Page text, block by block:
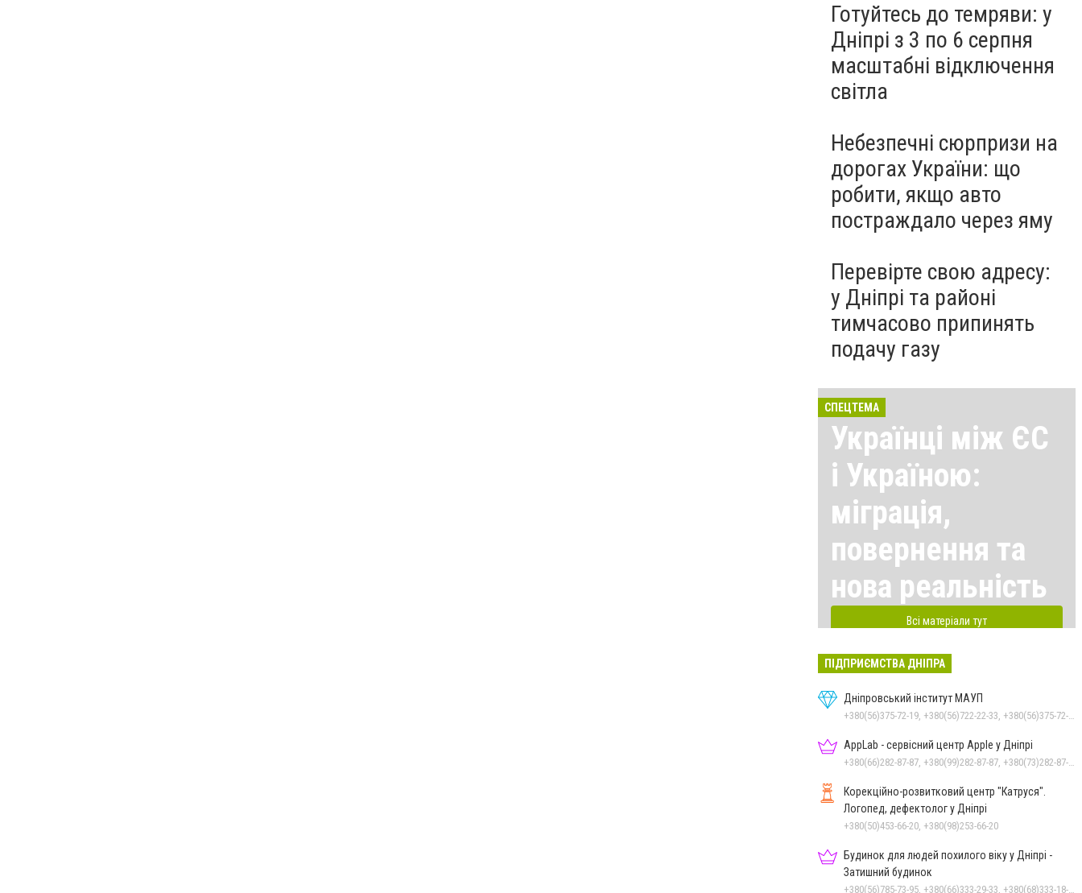
Готуйтесь до темряви: у
Дніпрі з 3 по 6 серпня
масштабні відключення
світла
Небезпечні сюрпризи на
дорогах України: що
робити, якщо авто
постраждало через яму
Перевірте свою адресу:
у Дніпрі та районі
тимчасово припинять
подачу газу
СПЕЦТЕМА
Українці між ЄС
і Україною:
міграція,
повернення та
нова реальність
Всі матеріали тут
ПІДПРИЄМСТВА ДНІПРА
Дніпровський інститут МАУП
AppLab - сервісний центр Apple у Дніпрі
Корекційно-розвитковий центр "Катруся".
Логопед, дефектолог у Дніпрі
+380(50)453-66-20, +380(98)253-66-20
Будинок для людей похилого віку у Дніпрі -
Затишний будинок